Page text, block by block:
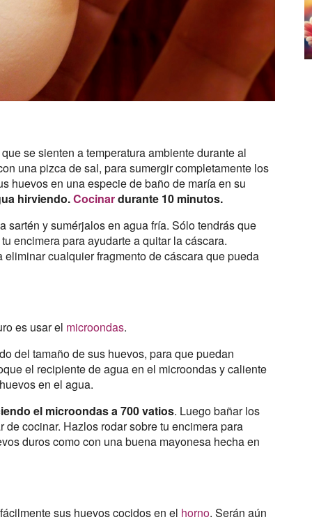
se sienten a temperatura ambiente durante al
una pizca de sal, para sumergir completamente los
huevos en una especie de baño de maría en su
hirviendo.Cocinardurante 10 minutos.
y sumérjalos en agua fría. Sólo tendrás que
encimera para ayudarte a quitar la cáscara.
cualquier fragmento de cáscara que pueda
es usar el microondas.
del tamaño de sus huevos, para que puedan
el recipiente de agua en el microondas y caliente
en el agua.
el microondas a 700 vatios. Luego bañar los
de cocinar. Hazlos rodar sobre tu encimera para
duros como con una buena mayonesa hecha en
sus huevos cocidos en el horno. Serán aún